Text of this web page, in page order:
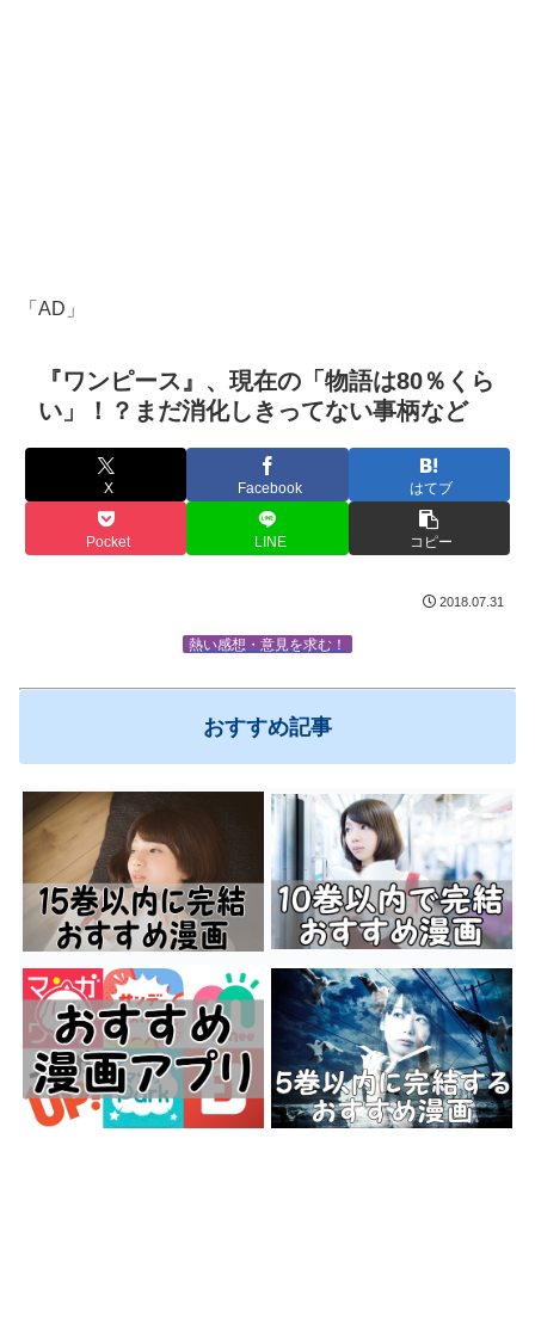
「AD」
『ワンピース』、現在の「物語は80％くら
い」！？まだ消化しきってない事柄など
X Facebook はてブ
Pocket LINE コピー
2018.07.31
熱い感想・意見を求む！
おすすめ記事